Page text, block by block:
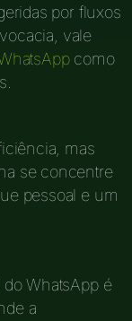
por fluxos
vale
como
mas
se concentre
pessoal e um
WhatsApp é
a